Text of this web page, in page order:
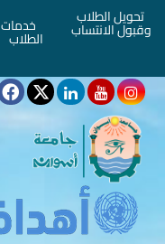
تحويل الطلاب
وقبول الانتساب خدمات
الطلاب